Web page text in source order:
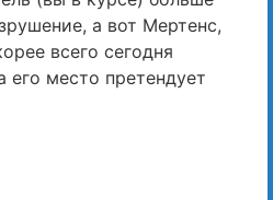
а вот Мертенс,
всего сегодня
его место претендует